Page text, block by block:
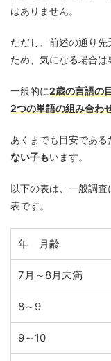
はありません。
ただし、前述の通り
ため、気になる場合は
一般的に2歳の言語の
2つの単語の組み合わ
あくまでも目安である
ない子もいます。
以下の表は、一般調
表です。
年 月齢
7月～8月未満
8～9
9～10